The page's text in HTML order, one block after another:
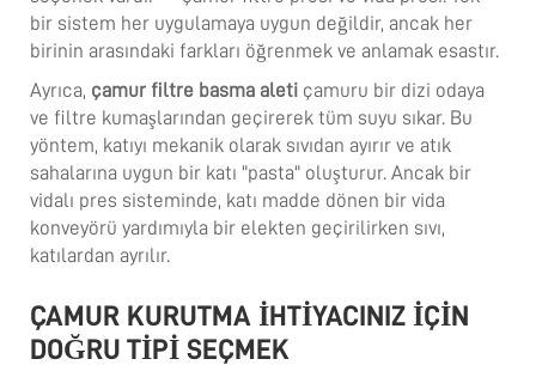
bir sistem her uygulamaya uygun değildir, ancak her
birinin arasındaki farkları öğrenmek ve anlamak esastır.
Ayrıca, çamur filtre basma aleti çamuru bir dizi odaya
ve filtre kumaşlarından geçirerek tüm suyu sıkar. Bu
yöntem, katıyı mekanik olarak sıvıdan ayırır ve atık
sahalarına uygun bir katı "pasta" oluşturur. Ancak bir
vidalı pres sisteminde, katı madde dönen bir vida
konveyörü yardımıyla bir elekten geçirilirken sıvı,
katılardan ayrılır.
ÇAMUR KURUTMA İHTİYACINIZ İÇİN
DOĞRU TİPİ SEÇMEK